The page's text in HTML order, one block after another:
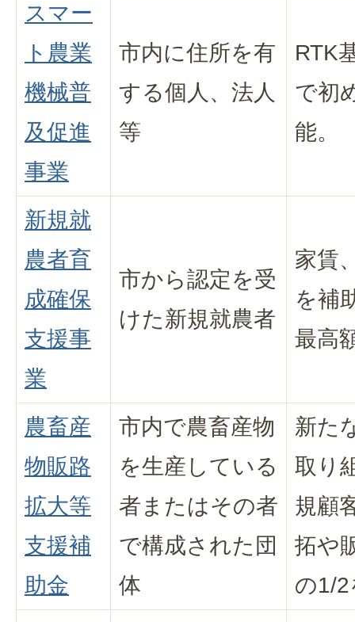
スマー
ト農業
機械普
及促進
事業
市内に住所を有
する個人、法人
等
RTK
で初
能。
新規就
農者育
成確保
支援事
業
市から認定を受
けた新規就農者
家賃
を補
最高
農畜産
物販路
拡大等
支援補
助金
市内で農畜産物
を生産している
者またはその者
で構成された団
体
新た
取り
規顧
拓や
の1/2